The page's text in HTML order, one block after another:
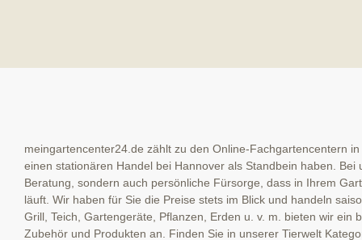
meingartencenter24.de zählt zu den Online-Fachgartencentern
einen stationären Handel bei Hannover als Standbein haben. Bei
Beratung, sondern auch persönliche Fürsorge, dass in Ihrem
läuft. Wir haben für Sie die Preise stets im Blick und handeln
Grill, Teich, Gartengeräte, Pflanzen, Erden u. v. m. bieten wir ein
Zubehör und Produkten an. Finden Sie in unserer Tierwelt